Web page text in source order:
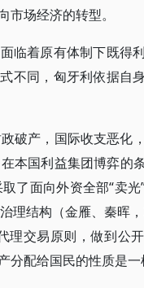
场经济的转型。
临着原有体制下既得
不同，匈牙利依据自
破产，国际收支恶化
本国利益集团博弈的
了面向外资全部“卖光
理结构（金雁、秦晖
理交易原则，做到公
配给国民的性质是一